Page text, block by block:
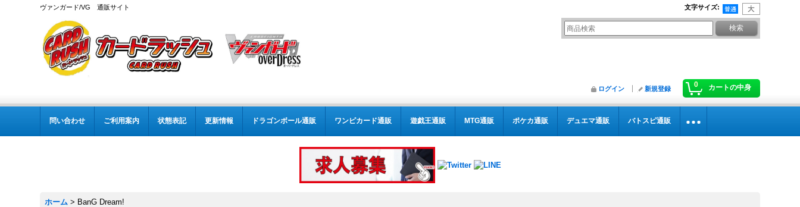
ヴァンガード/VG 通販サイト 文字サイズ:
0 カートの中身
ログイン 新規登録
問い合わせ ご利用案内 状態表記 更新情報 ドラゴンボール通販 ワンピカード通販 遊戯王通販 MTG通販 ポケカ通販 デュエマ通販 バトスピ通販
ホーム > BanG Dream!